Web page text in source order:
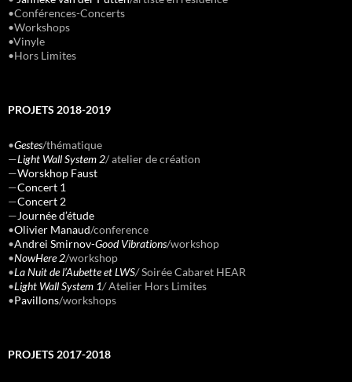
•Conférences-Concerts
•Workshops
•Vinyle
•Hors Limites
PROJETS 2018-2019
•Gestes/thématique
—Light Wall System 2/ atelier de création
—Worskhop Faust
—Concert 1
—Concert 2
—Journée d’étude
•Olivier Manaud/conference
•Andrei Smirnov-Good Vibrations/workshop
•NowHere 2/workshop
•La Nuit de l’Aubette et LWS/Soirée Cabaret HEAR
•Light Wall System 1/Atelier Hors Limites
•Pavillons/workshops
PROJETS 2017-2018